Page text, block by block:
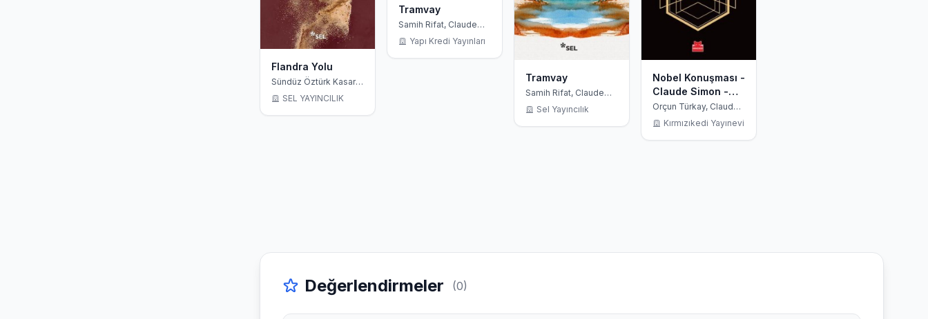
Flandra Yolu
Sündüz Öztürk Kasar,
SEL YAYINCILIK
Tramvay
Samih Rifat, Claude
Yapı Kredi Yayınları
Tramvay
Samih Rifat, Claude
Simon
Sel Yayıncılık
Nobel Konuşması -
Claude Simon -
1985
Orçun Türkay, Claude
Simon
Kırmızıkedi Yayınevi
Değerlendirmeler (0)